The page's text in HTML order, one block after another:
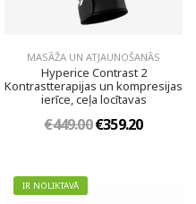
MASĀŽA UN ATJAUNOŠANĀS
Hyperice Contrast 2
Kontrastterapijas un kompresijas
ierīce, ceļa locītavas
€449.00€359.20
IR NOLIKTAVĀ